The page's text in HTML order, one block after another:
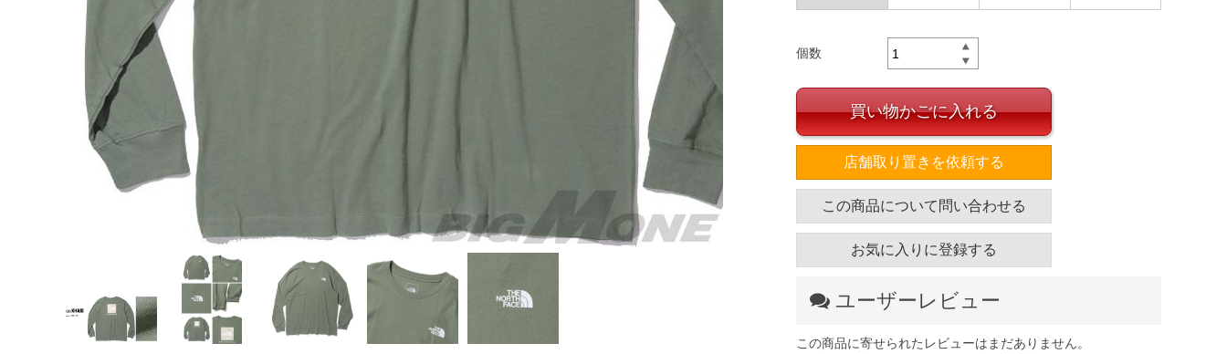
個数
買い物かごに入れる
店舗取り置きを依頼する
この商品について問い合わせる
お気に入りに登録する
ユーザーレビュー
この商品に寄せられたレビューはまだありません。